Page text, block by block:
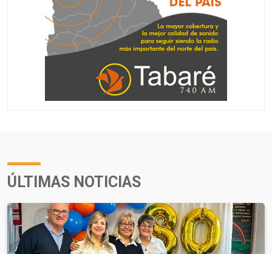
ÚLTIMAS NOTICIAS